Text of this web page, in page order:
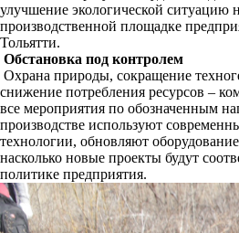
улучшение экологической ситуацию
производственной площадке
Тольятти.
Обстановка под контролем
Охрана природы, сокращение
снижение потребления ресурсов –
все мероприятия по обозначенным
производстве используют
технологии, обновляют
насколько новые проекты будут
политике предприятия.